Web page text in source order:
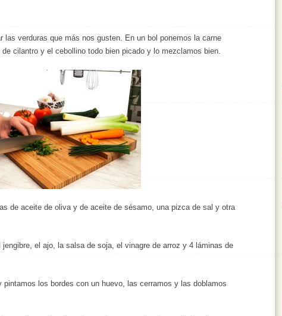
las verduras que más nos gusten. En un bol ponemos la carne
cilantro y el cebollino todo bien picado y lo mezclamos bien.
de aceite de oliva y de aceite de sésamo, una pizca de sal y otra
el ajo, la salsa de soja, el vinagre de arroz y 4 láminas de
los bordes con un huevo, las cerramos y las doblamos